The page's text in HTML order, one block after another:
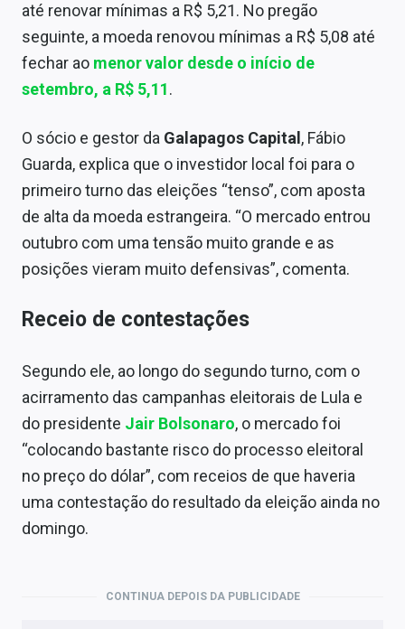
até renovar mínimas a R$ 5,21. No pregão
seguinte, a moeda renovou mínimas a R$ 5,08 até
fechar ao menor valor desde o início de
setembro, a R$ 5,11.
O sócio e gestor da Galapagos Capital , Fábio
Guarda, explica que o investidor local foi para o
primeiro turno das eleições “tenso”, com aposta
de alta da moeda estrangeira. “O mercado entrou
outubro com uma tensão muito grande e as
posições vieram muito defensivas”, comenta.
Receio de contestações
Segundo ele, ao longo do segundo turno, com o
acirramento das campanhas eleitorais de Lula e
do presidente Jair Bolsonaro, o mercado foi
“colocando bastante risco do processo eleitoral
no preço do dólar”, com receios de que haveria
uma contestação do resultado da eleição ainda no
domingo.
CONTINUA DEPOIS DA PUBLICIDADE